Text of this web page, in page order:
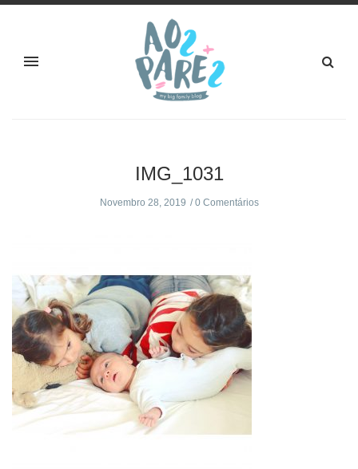
IMG_1031
Novembro 28, 2019 0 Comentários